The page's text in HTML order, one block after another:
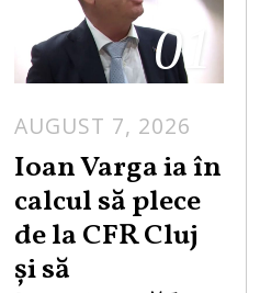
01
AUGUST 7, 2026
Ioan Varga ia în
calcul să plece
de la CFR Cluj
și să